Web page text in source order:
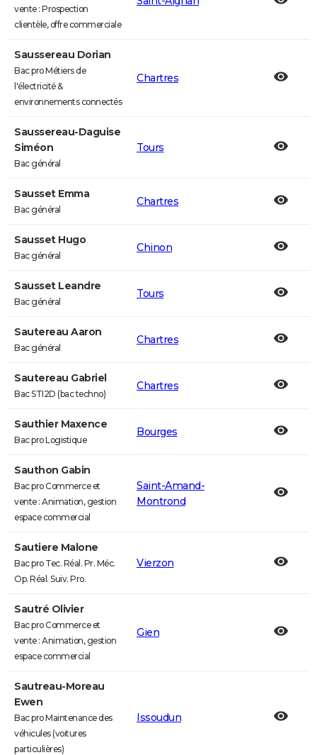
vente : Prospection
clientèle, offre commerciale
Saussereau Dorian
Bac pro Métiers de
l'électricité &
environnements connectés
Chartres
Saussereau-Daguise
Siméon
Bac général
Tours
Sausset Emma
Bac général
Chartres
Sausset Hugo
Bac général
Chinon
Sausset Leandre
Bac général
Tours
Sautereau Aaron
Bac général
Chartres
Sautereau Gabriel
Bac STI2D (bac techno)
Chartres
Sauthier Maxence
Bac pro Logistique
Bourges
Sauthon Gabin
Bac pro Commerce et
vente : Animation, gestion
espace commercial
Saint-Amand-
Montrond
Sautiere Malone
Bac pro Tec. Réal. Pr. Méc.
Op. Réal. Suiv. Pro.
Vierzon
Sautré Olivier
Bac pro Commerce et
vente : Animation, gestion
espace commercial
Gien
Sautreau-Moreau
Ewen
Bac pro Maintenance des
véhicules (voitures
particulières)
Issoudun